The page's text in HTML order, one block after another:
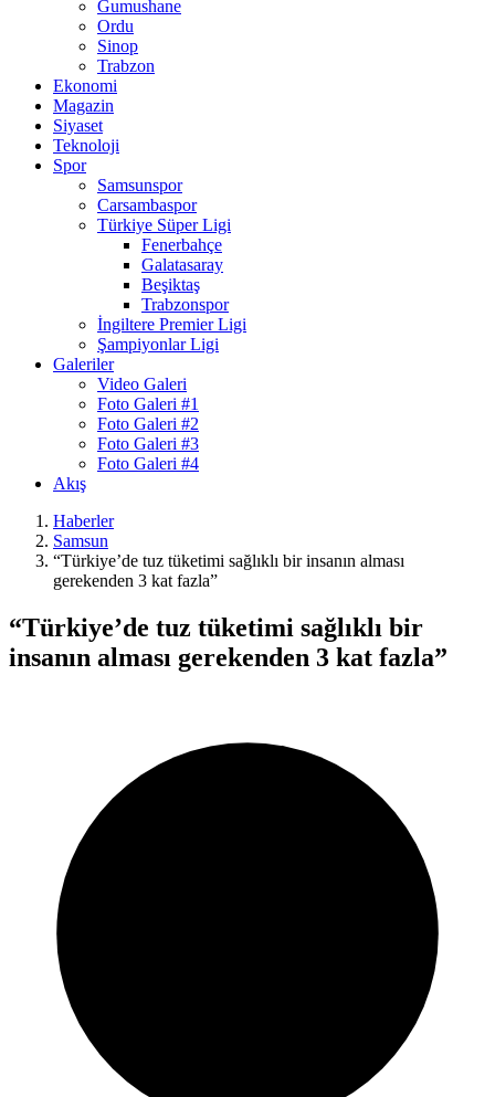
Gumushane
Ordu
Sinop
Trabzon
Ekonomi
Magazin
Siyaset
Teknoloji
Spor
Samsunspor
Carsambaspor
Türkiye Süper Ligi
Fenerbahçe
Galatasaray
Beşiktaş
Trabzonspor
İngiltere Premier Ligi
Şampiyonlar Ligi
Galeriler
Video Galeri
Foto Galeri #1
Foto Galeri #2
Foto Galeri #3
Foto Galeri #4
Akış
Haberler
Samsun
“Türkiye’de tuz tüketimi sağlıklı bir insanın alması
gerekenden 3 kat fazla”
“Türkiye’de tuz tüketimi sağlıklı bir
insanın alması gerekenden 3 kat fazla”